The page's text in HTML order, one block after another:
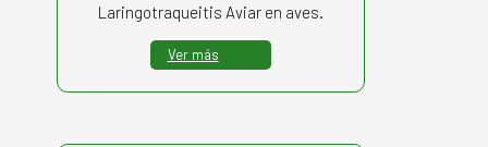
Laringotraqueitis Aviar en aves.
Ver más